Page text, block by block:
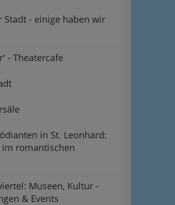
Stadt - einige haben wir
- Theatercafe
in St. Leonhard:
romantischen
Museen, Kultur -
& Events